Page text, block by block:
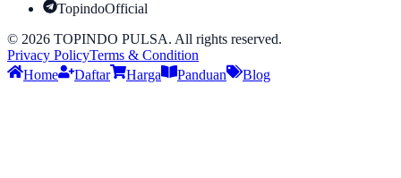
TopindoOfficial
© 2026 TOPINDO PULSA. All rights reserved.
Privacy PolicyTerms & Condition
Home
Daftar Harga Panduan Blog